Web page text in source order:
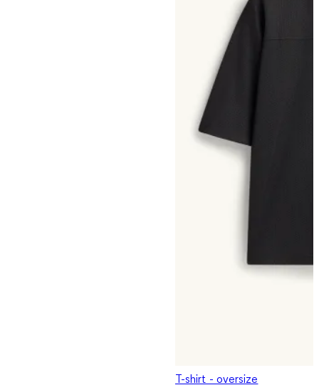
T-shirt - oversize